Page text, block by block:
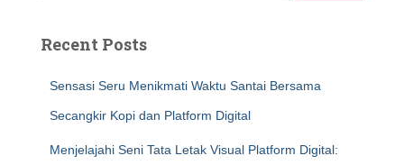
Recent Posts
Sensasi Seru Menikmati Waktu Santai Bersama
Secangkir Kopi dan Platform Digital
Menjelajahi Seni Tata Letak Visual Platform Digital: